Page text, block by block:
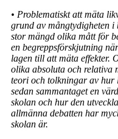
• Problematiskt att mäta
grund av mång­tydigheten i
stor mängd olika mått för
en begreppsförskjutning
lagen till att mäta effekter.
olika absoluta och relativa
teori och tolkningar av hur
sedan sammantaget en
skolan och hur den
allmänna debatten har
skolan är.